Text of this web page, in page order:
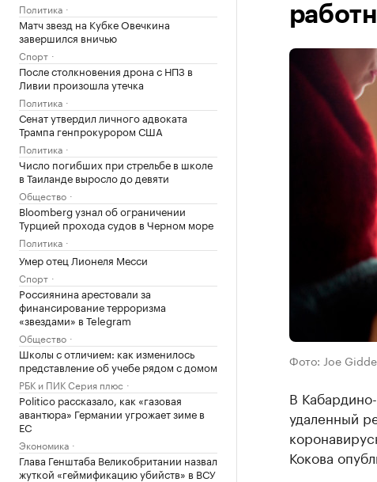
Политика
Матч звезд на Кубке Овечкина
завершился вничью
Спорт
После столкновения дрона с НПЗ в
Ливии произошла утечка
Политика
Сенат утвердил личного адвоката
Трампа генпрокурором США
Политика
Число погибших при стрельбе в школе
в Таиланде выросло до девяти
Общество
Bloomberg узнал об ограничении
Турцией прохода судов в Черном море
Политика
Умер отец Лионеля Месси
Спорт
Россиянина арестовали за
финансирование терроризма
«звездами» в Telegram
Общество
Школы с отличием: как изменилось
представление об учебе рядом с домом
РБК и ПИК Серия плюс
Politico рассказало, как «газовая
авантюра» Германии угрожает зиме в
ЕС
Экономика
Глава Генштаба Великобритании назвал
жуткой «геймификацию убийств» в ВСУ
Фото: Joe
В
удаленный
Кокова